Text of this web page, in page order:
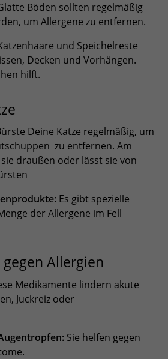
Böden sollten regelmäßig
um Allergene zu entfernen.
und Speichelreste
Decken und Vorhängen.
hilft.
Deine Katze regelmäßig, um
zu entfernen. Am
draußen oder lässt sie von
Es gibt spezielle
der Allergene im Fell
Allergien
Medikamente lindern akute
Juckreiz oder
Sie helfen gegen